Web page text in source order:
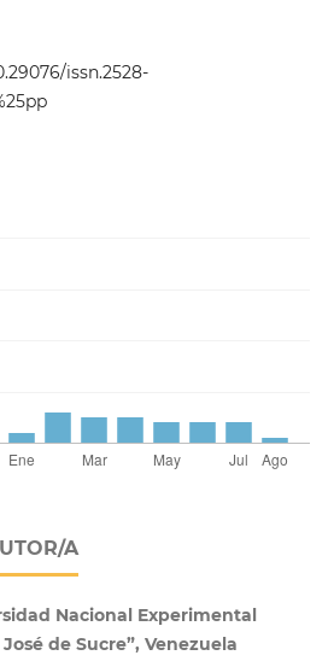
issn.2528-
A
Nacional Experimental
de Sucre”, Venezuela